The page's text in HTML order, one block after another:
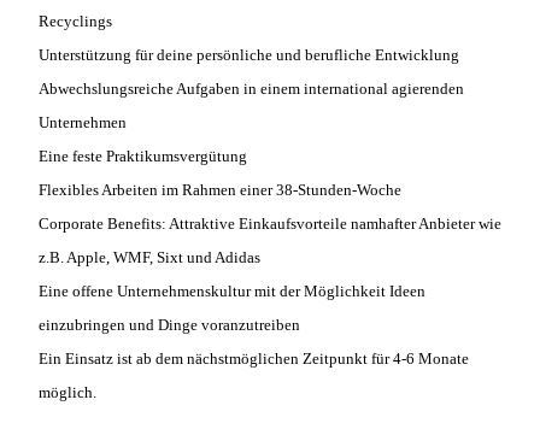
Recyclings
Unterstützung für deine persönliche und berufliche Entwicklung
Abwechslungsreiche Aufgaben in einem international agierenden
Unternehmen
Eine feste Praktikumsvergütung
Flexibles Arbeiten im Rahmen einer 38-Stunden-Woche
Corporate Benefits: Attraktive Einkaufsvorteile namhafter Anbieter wie
z.B. Apple, WMF, Sixt und Adidas
Eine offene Unternehmenskultur mit der Möglichkeit Ideen
einzubringen und Dinge voranzutreiben
Ein Einsatz ist ab dem nächstmöglichen Zeitpunkt für 4-6 Monate
möglich.